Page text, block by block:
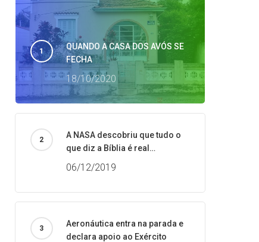
QUANDO A CASA DOS AVÓS SE
FECHA
18/10/2020
A NASA descobriu que tudo o
que diz a Bíblia é real…
06/12/2019
Aeronáutica entra na parada e
declara apoio ao Exército